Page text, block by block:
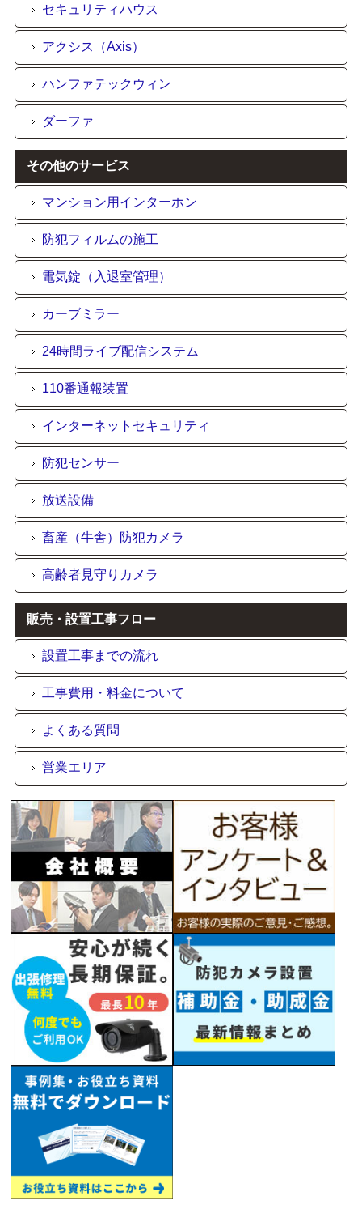
セキュリティハウス
アクシス（Axis）
ハンファテックウィン
ダーファ
その他のサービス
マンション用インターホン
防犯フィルムの施工
電気錠（入退室管理）
カーブミラー
24時間ライブ配信システム
110番通報装置
インターネットセキュリティ
防犯センサー
放送設備
畜産（牛舎）防犯カメラ
高齢者見守りカメラ
販売・設置工事フロー
設置工事までの流れ
工事費用・料金について
よくある質問
営業エリア